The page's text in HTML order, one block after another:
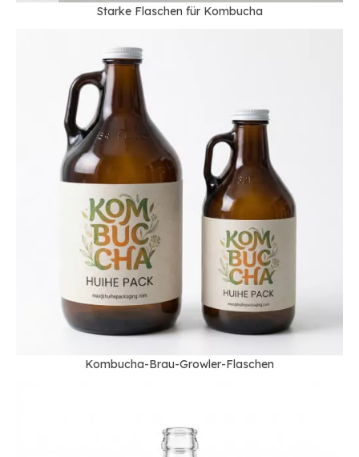
Starke Flaschen für Kombucha
Kombucha-Brau-Growler-Flaschen